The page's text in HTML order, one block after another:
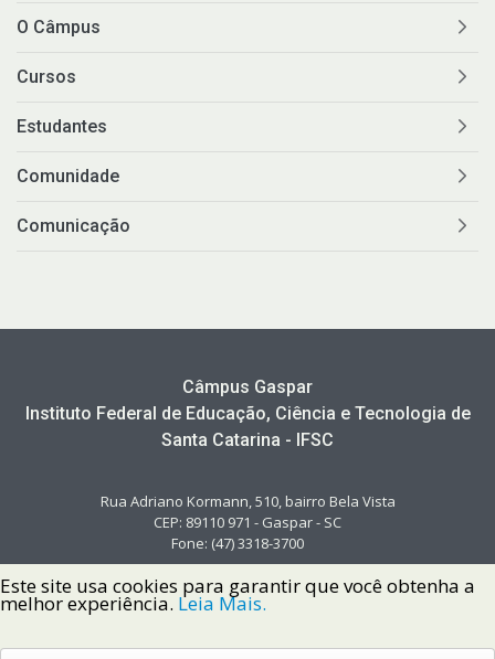
O Câmpus
Cursos
Estudantes
Comunidade
Comunicação
Câmpus Gaspar
Instituto Federal de Educação, Ciência e Tecnologia de
Santa Catarina - IFSC
Rua Adriano Kormann, 510, bairro Bela Vista
CEP: 89110 971 - Gaspar - SC
Fone: (47) 3318-3700
Este site usa cookies para garantir que você obtenha a
melhor experiência. Leia Mais.